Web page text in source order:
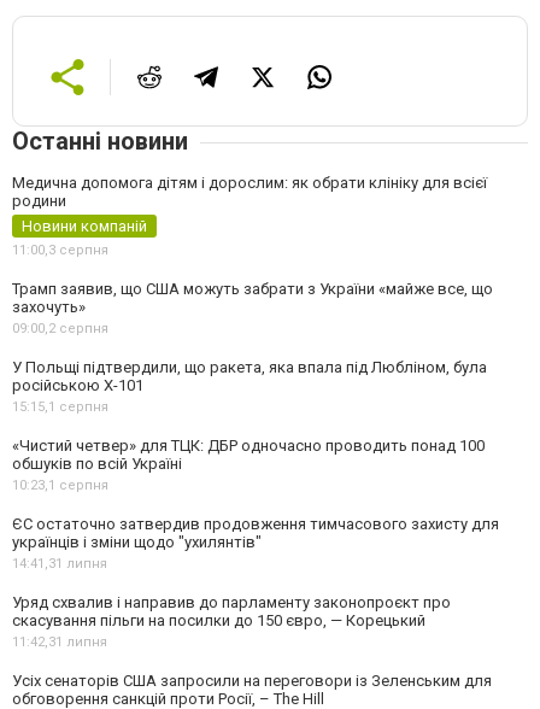
Останні новини
Медична допомога дітям і дорослим: як обрати клініку для всієї
родини
Новини компаній
11:00, 3 серпня
Трамп заявив, що США можуть забрати з України «майже все, що
захочуть»
09:00, 2 серпня
У Польщі підтвердили, що ракета, яка впала під Любліном, була
російською Х-101
15:15, 1 серпня
«Чистий четвер» для ТЦК: ДБР одночасно проводить понад 100
обшуків по всій Україні
10:23, 1 серпня
ЄС остаточно затвердив продовження тимчасового захисту для
українців і зміни щодо "ухилянтів"
14:41, 31 липня
Уряд схвалив і направив до парламенту законопроєкт про
скасування пільги на посилки до 150 євро, — Корецький
11:42, 31 липня
Усіх сенаторів США запросили на переговори із Зеленським для
обговорення санкцій проти Росії, – The Hill